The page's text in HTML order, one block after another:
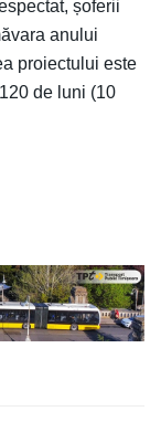
șoferii
anului
proiectului este
de luni (10